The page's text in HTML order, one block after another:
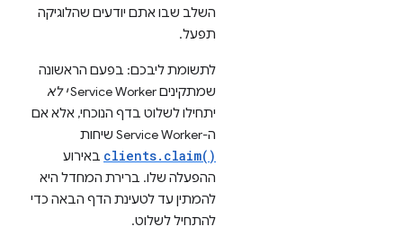
השלב שבו אתם יודעים שהלוגיקה
תפעל.
לתשומת ליבכם: בפעם הראשונה
שמתקינים Service Worker
י לא
יתחילו לשלוט בדף הנוכחי, אלא אם
ה-Service Worker שיחות
clients.claim() באירוע
ההפעלה שלו. ברירת המחדל היא
להמתין עד לטעינת הדף הבאה כדי
להתחיל לשלוט.